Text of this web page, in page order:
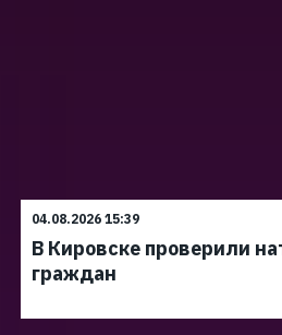
04.08.2026 15:39
В Кировске проверили
граждан